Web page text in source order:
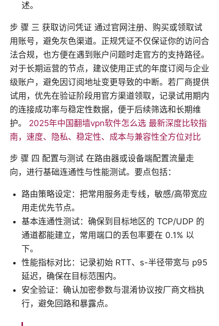
述。
步 骤 三 获取访问凭证 通过官网注册、购买或领取试
用账号，避免灰色渠道。正规凭证不仅保证你的访问合
法合规，也方便在遇到账户问题时走官方的支持路径。
对于长期运营的节点，建议使用正式的年度订阅与企业
级账户，避免因订阅地址变更导致的中断。若厂商提供
试用，优先在验证阶段用官方渠道领取，记录试用期内
的连接成功率与稳定性数据，便于后续筛选和长期维
护。 2025年中国翻墙vpn软件怎么选 最新深度比较指
南，速度、隐私、稳定性、成本与兼容性全方位对比
步 骤 四 配置与测试 在路由器或设备端配置流量走
向，进行基础连通性与性能测试。要点包括：
路由策略设定：把常用服务走专线，敏感/高带宽应
用走优先节点。
基本连通性测试：确保到目标地区的 TCP/UDP 的
通道都能建立，常用端口的丢包率要在 0.1% 以
下。
性能指标对比：记录初始 RTT、s-半径带宽与 p95
延迟，确保在目标范围内。
安全验证：确认加密参数与混淆协议按厂商文档执
行，避免回路和暴露点。